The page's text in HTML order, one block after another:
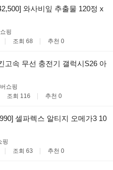
와사비잎 추출물 120정 x
핑
조회 68 추천 0
고속 무선 충전기 갤럭시S26 아
쇼핑
조회 116 추천 0
셀파렉스 알티지 오메가3 10
핑
조회 63 추천 0